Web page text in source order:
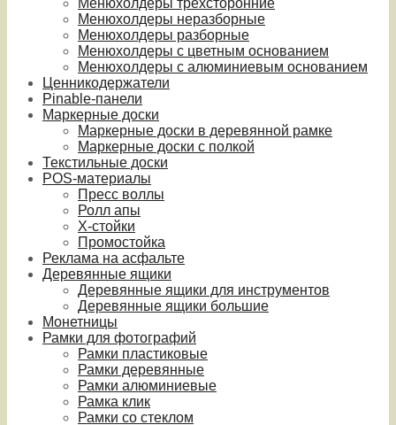
Менюхолдеры трехсторонние
Менюхолдеры неразборные
Менюхолдеры разборные
Менюхолдеры с цветным основанием
Менюхолдеры с алюминиевым основанием
Ценникодержатели
Pinable-панели
Маркерные доски
Маркерные доски в деревянной рамке
Маркерные доски с полкой
Текстильные доски
POS-материалы
Пресс воллы
Ролл апы
Х-стойки
Промостойка
Реклама на асфальте
Деревянные ящики
Деревянные ящики для инструментов
Деревянные ящики большие
Монетницы
Рамки для фотографий
Рамки пластиковые
Рамки деревянные
Рамки алюминиевые
Рамка клик
Рамки со стеклом